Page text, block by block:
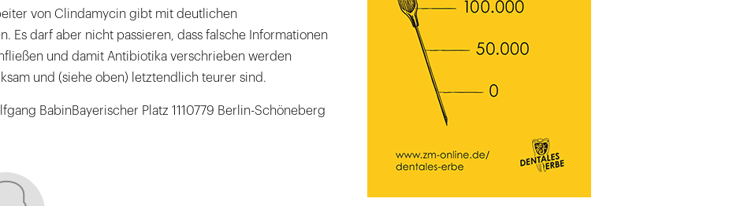
von Clindamycin gibt mit deutlichen
Es darf aber nicht passieren, dass falsche Informationen
und damit Antibiotika verschrieben werden
und (siehe oben) letztendlich teurer sind.
BabinBayerischer Platz 1110779 Berlin-Schöneberg